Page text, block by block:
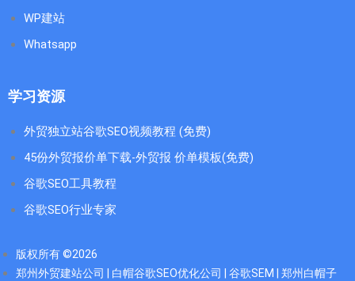
WP建站
Whatsapp
学习资源
外贸独立站谷歌SEO视频教程 (免费)
45份外贸报价单下载-外贸报 价单模板(免费)
谷歌SEO工具教程
谷歌SEO行业专家
版权所有 ©2026
郑州外贸建站公司 | 白帽谷歌SEO优化公司 | 谷歌SEM | 郑州白帽子